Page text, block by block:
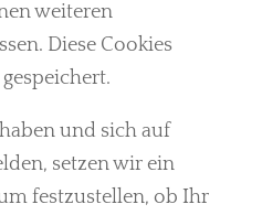
weiteren
Diese Cookies
und sich auf
setzen wir ein
festzustellen, ob Ihr